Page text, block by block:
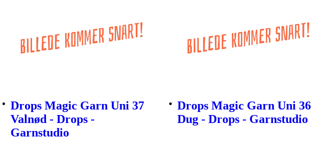
Drops Magic Garn Uni 37
Valnød - Drops -
Garnstudio
Drops Magic Garn Uni 36
Dug - Drops - Garnstudio